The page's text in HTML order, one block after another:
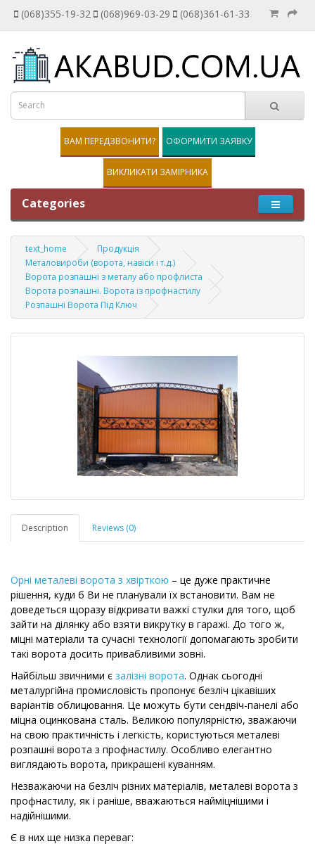
(068)355-19-32 (068)969-03-29 (068)361-61-33
ВАМ ПЕРЕДЗВОНИТИ? ОФОРМИТИ ЗАЯВКУ
ВИКЛИКАТИ ЗАМІРНИКА
Categories
text_home
Продукція
Металовироби (ворота, навіси і т.д.)
Ворота розпашні з металу або профлиста
Ворота розпашні. Ворота із профнастилу
Розпашні Ворота Під Ключ
Description Reviews (0)
Орні металеві ворота з хвірткою – це дуже практичне
рішення, куди б Ви не планували їх встановити. Вам не
доведеться щоразу відкривати важкі стулки для того, щоб
зайти на ділянку або взяти викрутку в гаражі. До того ж,
міцні матеріали та сучасні технології допомагають зробити
такі ворота досить привабливими зовні.
Найбільш звичними є залізні ворота. Однак сьогодні
металургійна промисловість пропонує безліч цікавіших
варіантів облицювання. Це можуть бути сендвіч-панелі або
міцна оцинкована сталь. Великою популярністю, зважаючи
на свою практичність і легкість, користуються металеві
розпашні ворота з профнастилу. Особливо елегантно
виглядають ворота, прикрашені куванням.
Незважаючи на безліч різних матеріалів, металеві ворота з
профнастилу, як і раніше, вважаються найміцнішими і
надійнішими.
Є в них ще низка переваг: